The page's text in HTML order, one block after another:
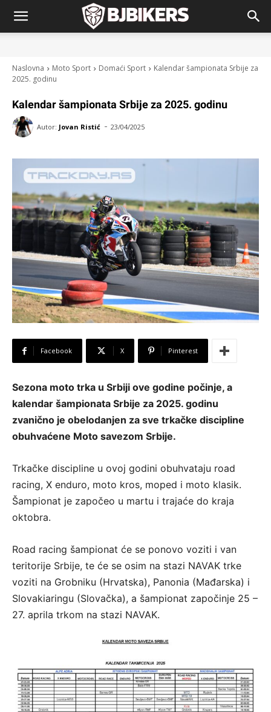
Naslovna Moto Sport Domaći Sport
Kalendar šampionata Srbije za
2025. godinu
Kalendar šampionata Srbije za 2025. godinu
Autor: Jovan Ristić - 23/04/2025
Facebook X Pinterest
Sezona moto trka u Srbiji ove godine počinje, a
kalendar šampionata Srbije za 2025. godinu
zvanično je obelodanjen za sve trkačke discipline
obuhvaćene Moto savezom Srbije.
Trkačke discipline u ovoj godini obuhvataju road
racing, X enduro, moto kros, moped i moto klasik.
Šampionat je započeo u martu i trajaće do kraja
oktobra.
Road racing šampionat će se ponovo voziti i van
teritorije Srbije, te će se osim na stazi NAVAK trke
voziti na Grobniku (Hrvatska), Panonia (Mađarska) i
Slovakiaringu (Slovačka), a šampionat započinje 25 –
27. aprila trkom na stazi NAVAK.